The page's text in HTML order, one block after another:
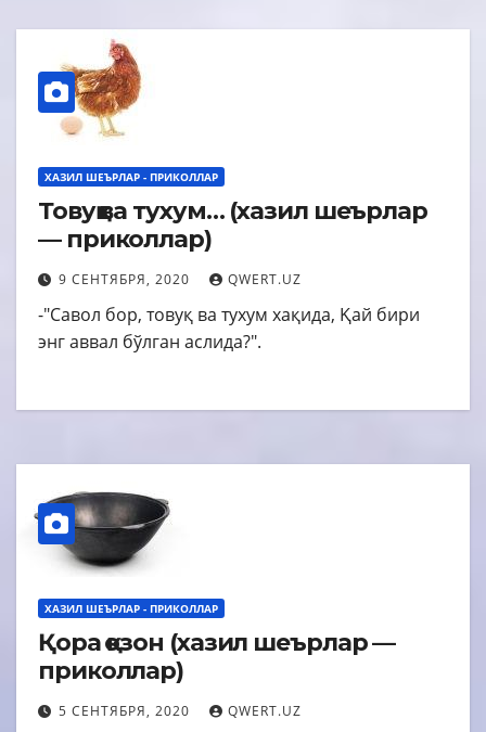
ХАЗИЛ ШЕЪРЛАР - ПРИКОЛЛАР
Товуқ ва тухум… (хазил шеърлар
— приколлар)
9 СЕНТЯБРЯ, 2020 QWERT.UZ
-"Савол бор, товуқ ва тухум хақида, Қай бири
энг аввал бўлган аслида?".
ХАЗИЛ ШЕЪРЛАР - ПРИКОЛЛАР
Қора қозон (хазил шеърлар —
приколлар)
5 СЕНТЯБРЯ, 2020 QWERT.UZ